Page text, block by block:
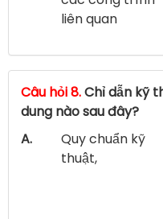
liên quan
Câu hỏi 8.Chỉ dẫn kỹ
dung nào sau đây?
A.
Quy chuẩn kỹ
thuật,